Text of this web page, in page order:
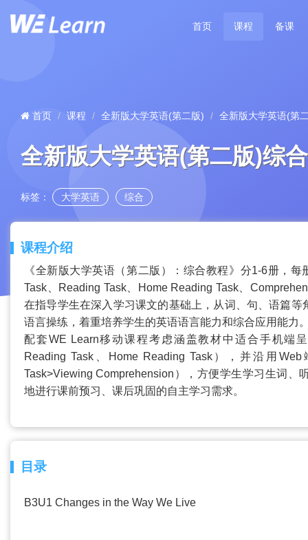
首页 课程 备课
首页 课程 全新版大学英语(第二版) 全新版大学英语(第
全新版大学英语(第二版)综
标签： 大学英语 综合
课程介绍
《全新版大学英语（第二版）：综合教程》分1-6册，
Task、Reading Task、Home Reading Task、
在指导学生在深入学习课文的基础上，从词、句、语篇
语言操练，着重培养学生的英语语言能力和综合应用能力
配套WE Learn移动课程考虑涵盖教材中适合手机端
Reading Task、Home Reading Task），并沿用
Task>Viewing Comprehension），方便学生学习生词、
地进行课前预习、课后巩固的自主学习需求。
目录
B3U1 Changes in the Way We Live